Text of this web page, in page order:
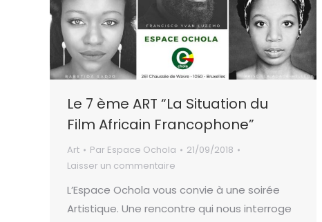
Le 7 ème ART “La Situation du
Film Africain Francophone”
Art Par Espace Ochola
21/09/2018
Laisser un commentaire
L’Espace Ochola vous convie à une soirée
Artistique. Une rencontre qui nous interroge